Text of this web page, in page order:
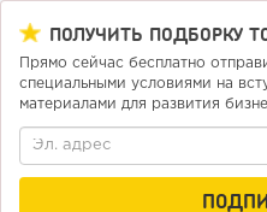
ПОЛУЧИТЬ ПОДБОРКУ
Прямо сейчас бесплатно
специальными условиями на
материалами для развития